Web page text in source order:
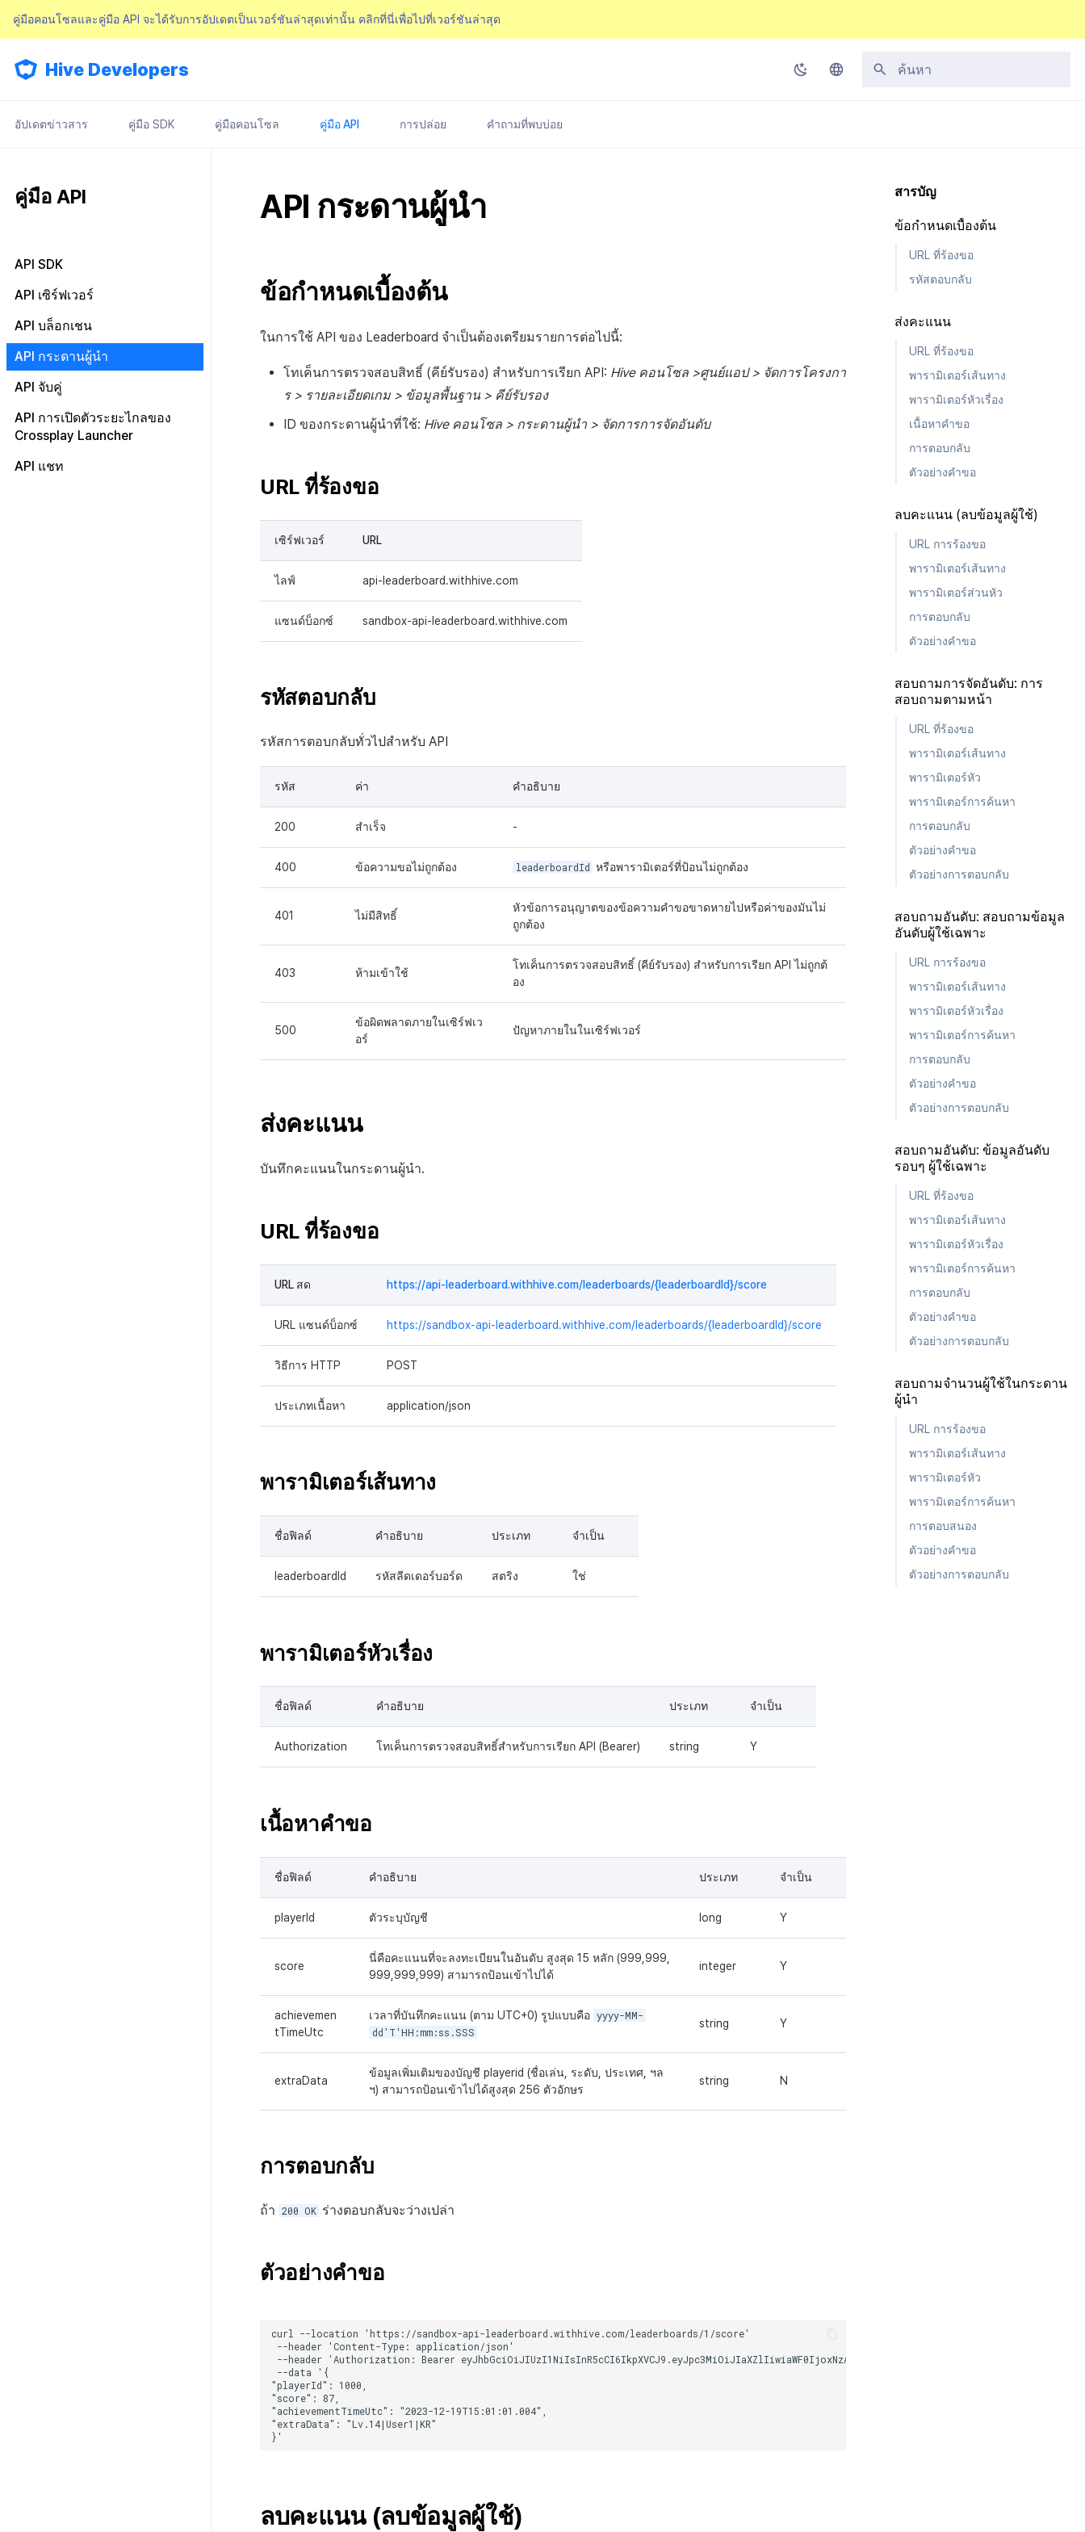
คู่มือคอนโซลและคู่มือ API จะได้รับการอัปเดตเป็นเวอร์ชันล่าสุดเท่านั้น คลิกที่นี่เพื่อไปที่เวอร์ชันล่าสุด
Hive Developers
อัปเดตข่าวสาร คู่มือ SDK คู่มือคอนโซล คู่มือ API การปล่อย คำถามที่พบบ่อย
คู่มือ API
API SDK
API ผลลัพธ์
API เซิร์ฟเวอร์
การตรวจสอบสิทธิ์
ค้นหารายการ IdP การตรวจสอบ
สิทธิ์ v4
การตรวจสอบโทเคนการตรวจ
สอบสิทธิ์ v4
การตรวจสอบสิทธิ์ v4 แบบ
กำหนดเอง
การลบบัญชีการตรวจสอบสิทธิ์
การเข้าสู่ระบบเว็บ
เริ่มต้นใช้งาน
โหลดหน้าล็อกอิน v2
โหลดหน้าล็อกอิน v1
ยืนยันการเข้าสู่ระบบเว็บ v2
ยืนยันการเข้าสู่ระบบเว็บ v1
การระงับการใช้งาน
ลงทะเบียนและยกเลิกการระงับ
การเริ่มต้นการจัดอันดับของผู้ใช้
ตรวจสอบข้อมูลผู้ใช้ที่ถูกบล็อก
โปรโมชั่น
การแจ้งเตือนการบรรลุ CPA
รายการแบนเนอร์
รายชื่อเพื่อนสำหรับ UA
การเรียกเก็บเงิน
ซิงค์กับรายการ
IAP v4 ตรวจสอบใบเสร็จการ
การแจ้งเตือน
OTP
เขตเวลา
API บล็อกเชน
API บล็อกเชนของ Hive
API Chain
API กระเป๋าเงิน
บล็อกเชน
API กระดานผู้นำ
API จับคู่
API การจับคู่ส่วนตัว
API การจับคู่กลุ่ม
API คอลแบ็กผลลัพธ์ที่ตรงกัน
API การเปิดตัวระยะไกลของ
Crossplay Launcher
API แชท
สารบัญ
ข้อกำหนดเบื้องต้น
URL ที่ร้องขอ
รหัสตอบกลับ
ส่งคะแนน
URL ที่ร้องขอ
พารามิเตอร์เส้นทาง
พารามิเตอร์หัวเรื่อง
เนื้อหาคำขอ
การตอบกลับ
ตัวอย่างคำขอ
ลบคะแนน (ลบข้อมูลผู้ใช้)
URL การร้องขอ
พารามิเตอร์เส้นทาง
พารามิเตอร์ส่วนหัว
การตอบกลับ
ตัวอย่างคำขอ
สอบถามการจัดอันดับ: การ
สอบถามตามหน้า
URL ที่ร้องขอ
พารามิเตอร์เส้นทาง
พารามิเตอร์หัว
พารามิเตอร์การค้นหา
การตอบกลับ
ตัวอย่างคำขอ
ตัวอย่างการตอบกลับ
สอบถามอันดับ: สอบถามข้อมูล
อันดับผู้ใช้เฉพาะ
URL การร้องขอ
พารามิเตอร์เส้นทาง
พารามิเตอร์หัวเรื่อง
พารามิเตอร์การค้นหา
การตอบกลับ
ตัวอย่างคำขอ
ตัวอย่างการตอบกลับ
สอบถามอันดับ: ข้อมูลอันดับ
รอบๆ ผู้ใช้เฉพาะ
URL ที่ร้องขอ
พารามิเตอร์เส้นทาง
พารามิเตอร์หัวเรื่อง
พารามิเตอร์การค้นหา
การตอบกลับ
ตัวอย่างคำขอ
ตัวอย่างการตอบกลับ
สอบถามจำนวนผู้ใช้ในกระดาน
ผู้นำ
URL การร้องขอ
พารามิเตอร์เส้นทาง
พารามิเตอร์หัว
พารามิเตอร์การค้นหา
การตอบสนอง
ตัวอย่างคำขอ
ตัวอย่างการตอบกลับ
API กระดานผู้นำ
ข้อกำหนดเบื้องต้น
ในการใช้ API ของ Leaderboard จำเป็นต้องเตรียมรายการต่อไปนี้:
โทเค็นการตรวจสอบสิทธิ์ (คีย์รับรอง) สำหรับการเรียก API: Hive คอนโซล >ศูนย์แอป > จัดการโครงกา
ร > รายละเอียดเกม > ข้อมูลพื้นฐาน > คีย์รับรอง
ID ของกระดานผู้นำที่ใช้: Hive คอนโซล > กระดานผู้นำ > จัดการการจัดอันดับ
URL ที่ร้องขอ
เซิร์ฟเวอร์ URL
ไลฟ์ api-leaderboard.withhive.com
แซนด์บ็อกซ์ sandbox-api-leaderboard.withhive.com
รหัสตอบกลับ
รหัสการตอบกลับทั่วไปสำหรับ API
รหัส ค่า คำอธิบาย
200 สำเร็จ -
400 ข้อความขอไม่ถูกต้อง leaderboardId หรือพารามิเตอร์ที่ป้อนไม่ถูกต้อง
401 ไม่มีสิทธิ์
หัวข้อการอนุญาตของข้อความคำขอขาดหายไปหรือค่าของมันไม่
ถูกต้อง
403 ห้ามเข้าใช้
โทเค็นการตรวจสอบสิทธิ์ (คีย์รับรอง) สำหรับการเรียก API ไม่ถูกต้
อง
500
ข้อผิดพลาดภายในเซิร์ฟเว
อร์
ปัญหาภายในในเซิร์ฟเวอร์
ส่งคะแนน
บันทึกคะแนนในกระดานผู้นำ.
URL ที่ร้องขอ
URL สด https://api-leaderboard.withhive.com/leaderboards/{leaderboardId}/score
URL แซนด์บ็อกซ์ https://sandbox-api-leaderboard.withhive.com/leaderboards/{leaderboardId}/score
วิธีการ HTTP POST
ประเภทเนื้อหา application/json
พารามิเตอร์เส้นทาง
ชื่อฟิลด์ คำอธิบาย ประเภท จำเป็น
leaderboardId รหัสลีดเดอร์บอร์ด สตริง ใช่
พารามิเตอร์หัวเรื่อง
ชื่อฟิลด์ คำอธิบาย ประเภท จำเป็น
Authorization โทเค็นการตรวจสอบสิทธิ์สำหรับการเรียก API (Bearer) string Y
เนื้อหาคำขอ
ชื่อฟิลด์ คำอธิบาย ประเภท จำเป็น
playerId ตัวระบุบัญชี long Y
score
นี่คือคะแนนที่จะลงทะเบียนในอันดับ สูงสุด 15 หลัก (999,999,
999,999,999) สามารถป้อนเข้าไปได้
integer Y
achievemen
tTimeUtc
เวลาที่บันทึกคะแนน (ตาม UTC+0) รูปแบบคือ yyyy-MM-
dd'T'HH:mm:ss.SSS
string Y
extraData
ข้อมูลเพิ่มเติมของบัญชี playerid (ชื่อเล่น, ระดับ, ประเทศ, ฯล
ฯ) สามารถป้อนเข้าไปได้สูงสุด 256 ตัวอักษร
string N
การตอบกลับ
ถ้า 200 OK ร่างตอบกลับจะว่างเปล่า
ตัวอย่างคำขอ
ลบคะแนน (ลบข้อมูลผู้ใช้)